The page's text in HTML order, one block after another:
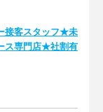
接客スタッフ★未
ス専門店★社割有